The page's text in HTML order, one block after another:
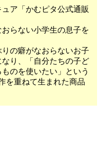
ア「かむピタ公式通販
おらない小学生の息子を
の癖がなおらないお子
り、「自分たちの子ど
のを使いたい」という
を重ねて生まれた商品